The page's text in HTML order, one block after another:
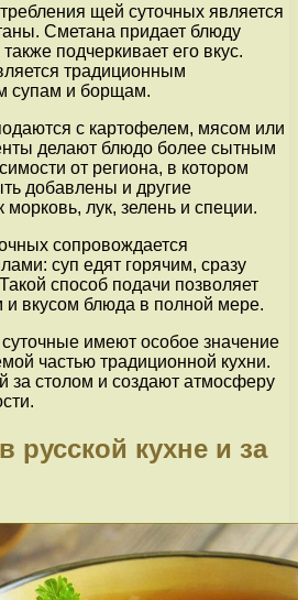
щей суточных является
Сметана придает блюду
подчеркивает его вкус.
традиционным
супам и борщам.
с картофелем, мясом или
делают блюдо более сытным
от региона, в котором
добавлены и другие
морковь, лук, зелень и специи.
сопровождается
суп едят горячим, сразу
способ подачи позволяет
и вкусом блюда в полной мере.
имеют особое значение
частью традиционной кухни.
столом и создают атмосферу
русской кухне и за